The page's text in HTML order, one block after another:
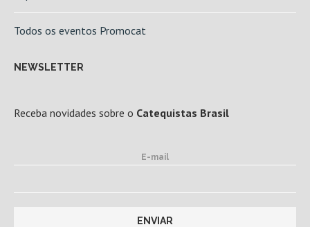
Todos os eventos Promocat
NEWSLETTER
Receba novidades sobre o Catequistas Brasil
E-mail